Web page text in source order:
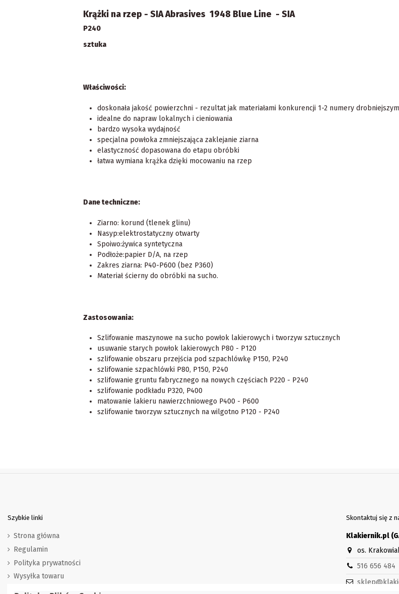
Krążki na rzep - SIA Abrasives 1948 Blue Line - SIA
P240
sztuka
Właściwości:
doskonała jakość powierzchni - rezultat jak materiałami konkurencji 1-2 numery
idealne do napraw lokalnych i cieniowania
bardzo wysoka wydajność
specjalna powłoka zmniejszająca zaklejanie ziarna
elastyczność dopasowana do etapu obróbki
łatwa wymiana krążka dzięki mocowaniu na rzep
Dane techniczne:
Ziarno: korund (tlenek glinu)
Nasyp:elektrostatyczny otwarty
Spoiwo:żywica syntetyczna
Podłoże:papier D/A, na rzep
Zakres ziarna: P40-P600 (bez P360)
Materiał ścierny do obróbki na sucho.
Zastosowania:
Szlifowanie maszynowe na sucho powłok lakierowych i tworzyw sztucznych
usuwanie starych powłok lakierowych P80 - P120
szlifowanie obszaru przejścia pod szpachlówkę P150, P240
szlifowanie szpachlówki P80, P150, P240
szlifowanie gruntu fabrycznego na nowych częściach P220 - P240
szlifowanie podkładu P320, P400
matowanie lakieru nawierzchniowego P400 - P600
szlifowanie tworzyw sztucznych na wilgotno P120 - P240
Szybkie linki
Strona główna
Regulamin
Polityka prywatności
Wysyłka towaru
Skontaktuj się z
Klakiernik.pl
os.
516 656 484